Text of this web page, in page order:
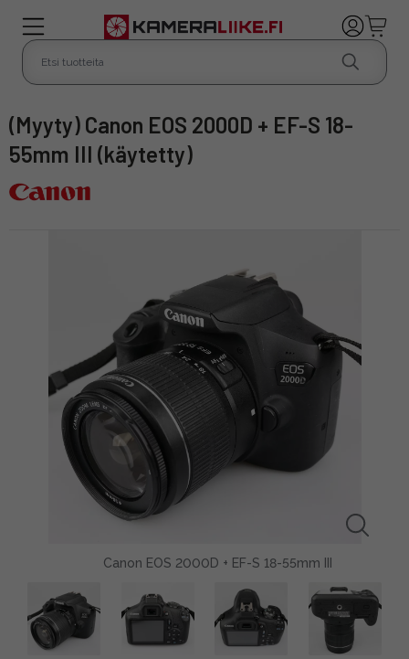
(Myyty) Canon EOS 2000D + EF-S 18-
55mm III (käytetty)
Canon EOS 2000D + EF-S 18-55mm III